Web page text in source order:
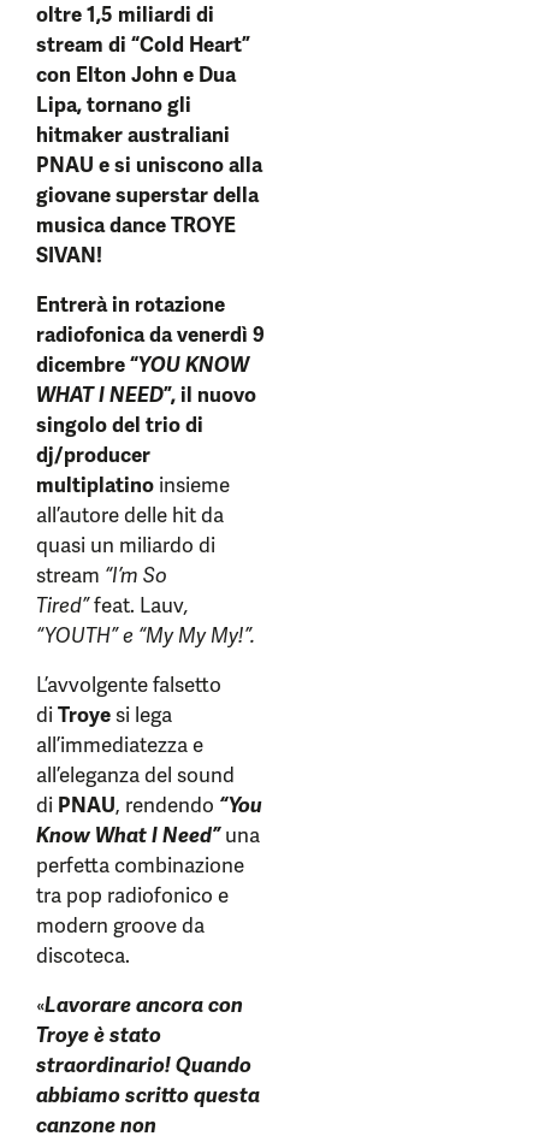
oltre 1,5 miliardi di
stream di “Cold Heart”
con Elton John e Dua
Lipa, tornano gli
hitmaker australiani
PNAU e si uniscono alla
giovane superstar della
musica dance TROYE
SIVAN!
Entrerà in rotazione
radiofonica da venerdì 9
dicembre “YOU KNOW
WHAT I NEED”, il nuovo
singolo del trio di
dj/producer
multiplatino insieme
all’autore delle hit da
quasi un miliardo di
stream “I’m So
Tired”feat. Lauv,
“YOUTH”e “My My My!”.
L’avvolgente falsetto
diTroyesi lega
all’immediatezza e
all’eleganza del sound
di PNAU, rendendo “You
Know What I Need”una
perfetta combinazione
tra pop radiofonico e
modern groove da
discoteca.
«Lavorare ancora con
Troye è stato
straordinario! Quando
abbiamo scritto questa
canzone non